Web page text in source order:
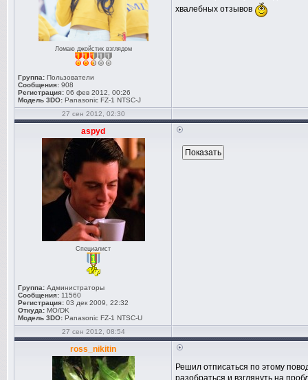
Ломаю джойстик взглядом
Группа: Пользователи
Сообщения: 908
Регистрация: 06 фев 2012, 00:26
Модель 3DO: Panasonic FZ-1 NTSC-J
хвалебных отзывов
27 сен 2012, 02:30
aspyd
Специалист
Группа: Администраторы
Сообщения: 11560
Регистрация: 03 дек 2009, 22:32
Откуда: MO/DK
Модель 3DO: Panasonic FZ-1 NTSC-U
27 сен 2012, 08:54
ross_nikitin
Решил отписаться по этому
разобраться и взглянуть на